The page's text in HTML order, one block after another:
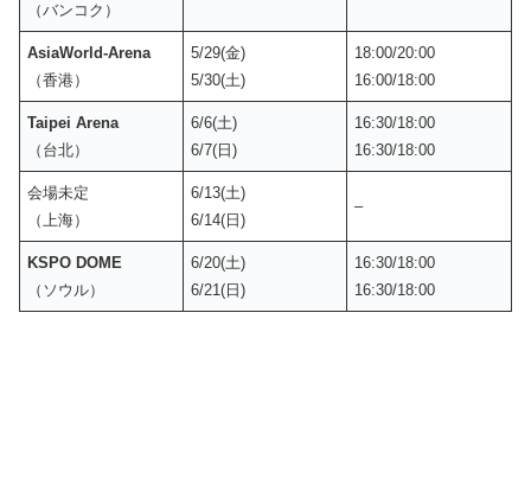
（バンコク）
AsiaWorld-Arena
（香港）
5/29(金)
5/30(土)
18:00/20:00
16:00/18:00
Taipei Arena
（台北）
6/6(土)
6/7(日)
16:30/18:00
16:30/18:00
会場未定
（上海）
6/13(土)
6/14(日)
–
KSPO DOME
（ソウル）
6/20(土)
6/21(日)
16:30/18:00
16:30/18:00